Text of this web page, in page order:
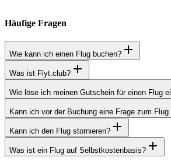
Häufige Fragen
Wie kann ich einen Flug buchen?
Was ist Flyt.club?
Wie löse ich meinen Gutschein für einen Flug
Kann ich vor der Buchung eine Frage zum Flug
Kann ich den Flug stornieren?
Was ist ein Flug auf Selbstkostenbasis?